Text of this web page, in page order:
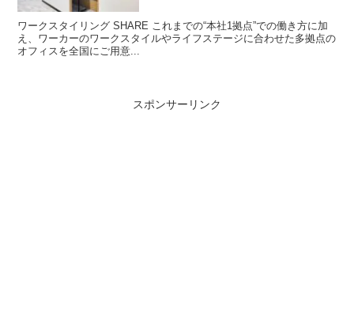
ワークスタイリング SHARE これまでの“本社1拠点”での働き方に加
え、ワーカーのワークスタイルやライフステージに合わせた多拠点の
オフィスを全国にご用意...
スポンサーリンク